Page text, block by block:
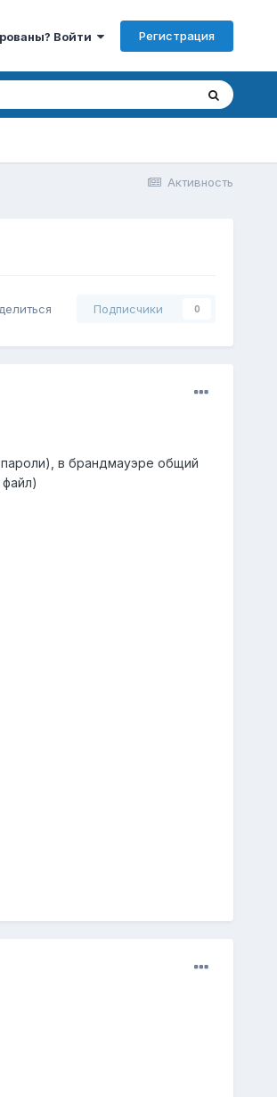
Войти Регистрация
Активность
Подписчики 0
в брандмауэре общий